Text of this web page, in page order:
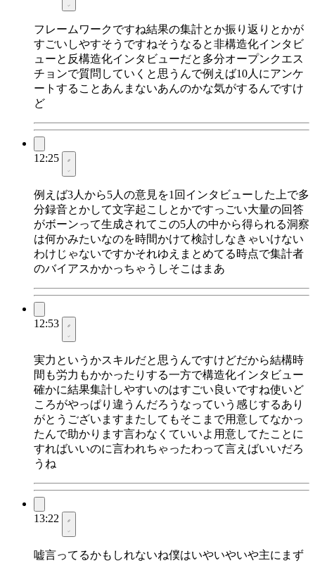
フレームワークですね結果の集計とか振り返りとかが
すごいしやすそうですねそうなると非構造化インタビ
ューと反構造化インタビューだと多分オープンクエス
チョンで質問していくと思うんで例えば10人にアンケ
ートすることあんまないあんのかな気がするんですけ
ど
12:25
例えば3人から5人の意見を1回インタビューした上で多
分録音とかして文字起こしとかですっごい大量の回答
がボーンって生成されてこの5人の中から得られる洞察
は何かみたいなのを時間かけて検討しなきゃいけない
わけじゃないですかそれゆえまとめてる時点で集計者
のバイアスかかっちゃうしそこはまあ
12:53
実力というかスキルだと思うんですけどだから結構時
間も労力もかかったりする一方で構造化インタビュー
確かに結果集計しやすいのはすごい良いですね使いど
ころがやっぱり違うんだろうなっていう感じするあり
がとうございますまたしてもそこまで用意してなかっ
たんで助かります言わなくていいよ用意してたことに
すればいいのに言われちゃったわって言えばいいだろ
うね
13:22
嘘言ってるかもしれないね僕はいやいやいや主にまず